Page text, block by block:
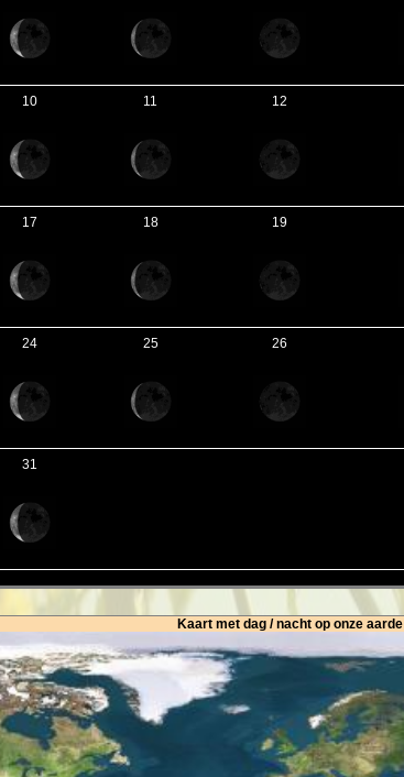
10 11 12
17 18 19
24 25 26
31
Kaart met dag / nacht op onze aarde